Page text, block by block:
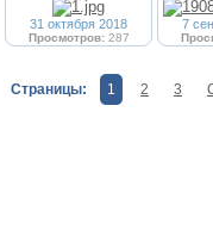
31 октября 2018
Просмотров:287
7
Страницы: 1 2 3